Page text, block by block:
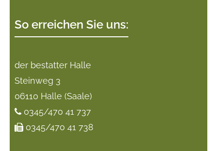
So erreichen Sie uns:
der bestatter Halle
Steinweg 3
06110 Halle (Saale)
0345/470 41 737
0345/470 41 738